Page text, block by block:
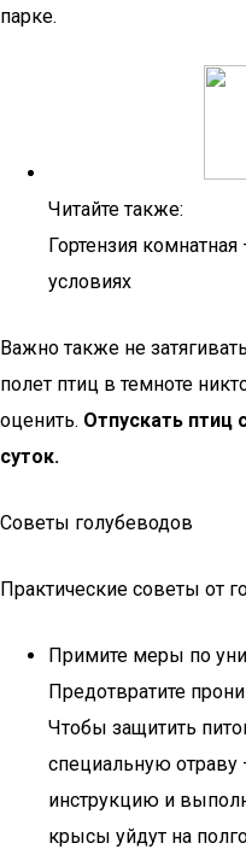
парке.
Читайте также:
Гортензия
условиях
Важно также не
полет птиц в темноте
оценить. Отпускать птиц
суток.
Советы голубеводов
Практические советы от
Примите меры по
Предотвратите
Чтобы защитить
специальную отраву
инструкцию и
крысы уйдут на